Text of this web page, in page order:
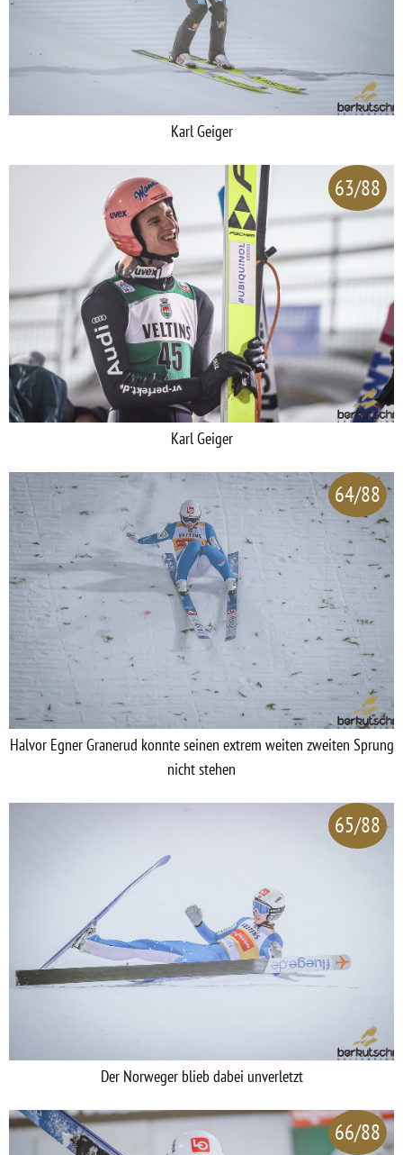
Karl Geiger
63/88
Karl Geiger
64/88
Halvor Egner Granerud konnte seinen extrem weiten zweiten Sprung
nicht stehen
65/88
Der Norweger blieb dabei unverletzt
66/88